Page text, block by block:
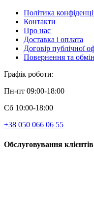
Політика
Контакти
Про нас
Доставка і оплата
Договір публічної
Повернення та обмін
Графік роботи:
Пн-пт 09:00-18:00
Сб 10:00-18:00
+38 050 066 06 55
Обслуговування клієнтів